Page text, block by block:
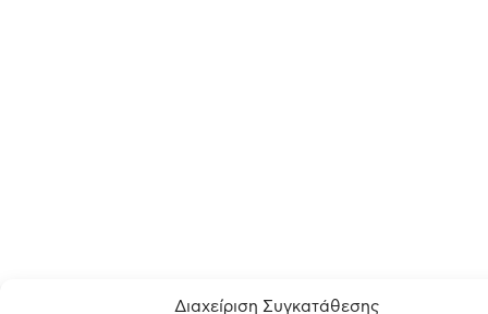
Διαχείριση Συγκατάθεσης